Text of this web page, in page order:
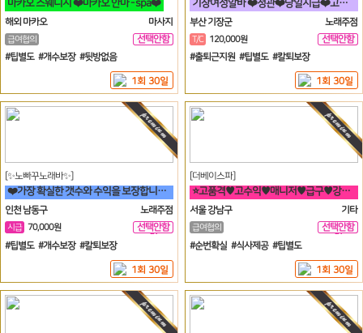
마카오 스웨디시 ❤️마카오 안마 - spa❤️
해외 마카오
마사지
급여협의
선택안함
일
#팁별도 #개수보장 #뒷방없음
1회 30일
기장여성알바 ❤️정관❤️당일지급❤️고정아가씨구해요❤️
부산 기장군
노래주점
T/C 120,000원
선택안함
일
#출퇴근지원 #팁별도 #칼퇴보장
1회 30일
[✨노빠꾸노래바✨]
❤️가장 확실한 갯수와 수익을 보장합니다. 60분 7만원 지급!❤️
인천 남동구
노래주점
시급 70,000원
선택안함
일
#팁별도 #개수보장 #칼퇴보장
1회 30일
[더베이스파]
⭐고품격♥고수익♥매니저♥급구♥강남구♥삼성동♥선릉⭐
서울 강남구
기타
급여협의
선택안함
일
#순번확실 #식사제공 #팁별도
1회 30일